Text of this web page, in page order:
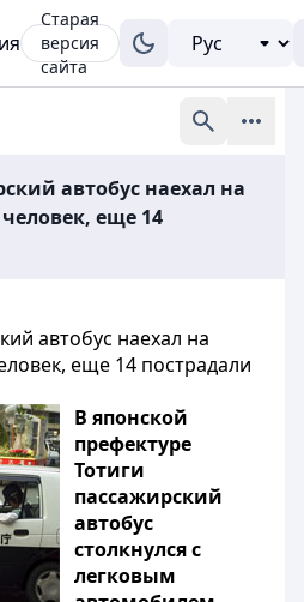
Старая
версия
сайта
автобус наехал на
еще 14
автобус наехал на
еще 14 пострадали
В японской
префектуре
Тотиги
пассажирский
автобус
столкнулся с
легковым